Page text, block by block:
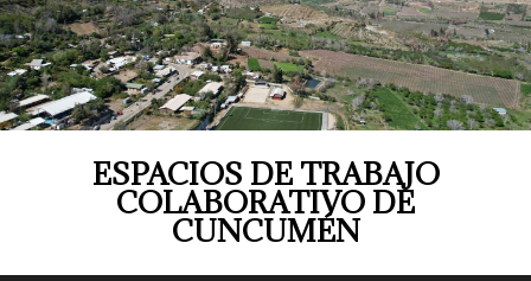
ESPACIOS DE TRABAJO
COLABORATIVO DE
CUNCUMÉN